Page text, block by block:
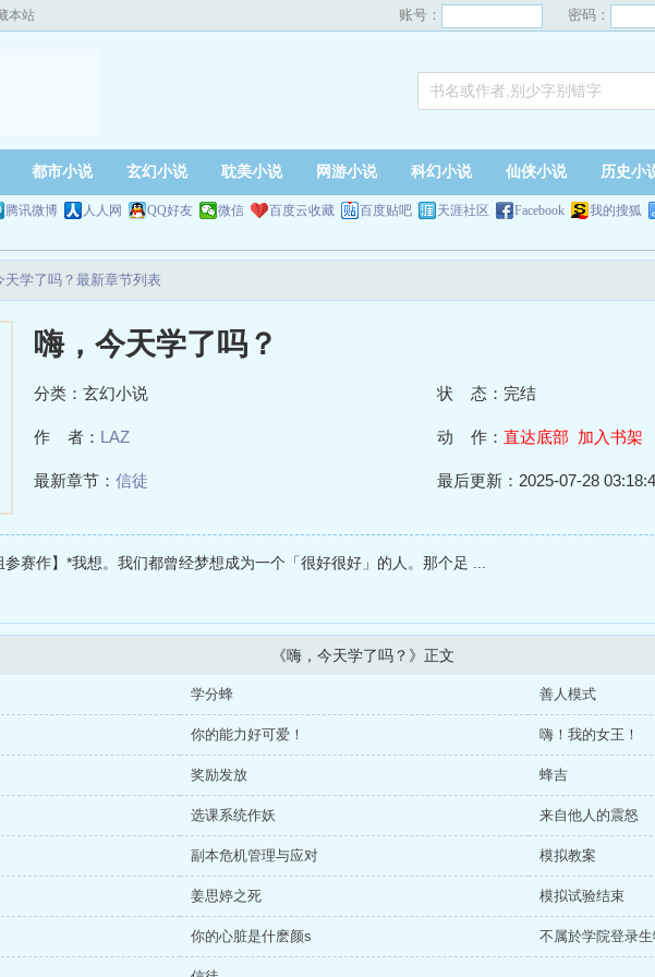
本站 账号： 密码：
都市小说 玄幻小说 耽美小说 网游小说 科幻小说 仙侠小说 历史小
腾讯微博 人人网 QQ好友 微信 百度云收藏 百度贴吧 天涯社区 Facebook 我的搜狐
天学了吗？最新章节列表
嗨，今天学了吗？
分类：玄幻小说 状 态：完结
作 者： LAZ 动 作： 直达底部 加入书架
最新章节： 信徒 最后更新：2025-07-28
参赛作】*我想。我们都曾经梦想成为一个「很好很好」的人。那个足 ...
《嗨，今天学了吗？》正文
学分蜂 善人模式
你的能力好可爱！ 嗨！我的女王！
奖励发放 蜂吉
选课系统作妖 来自他人的震怒
副本危机管理与应对 模拟教案
姜思婷之死 模拟试验结束
你的心脏是什麽颜s 不属於学院登录生